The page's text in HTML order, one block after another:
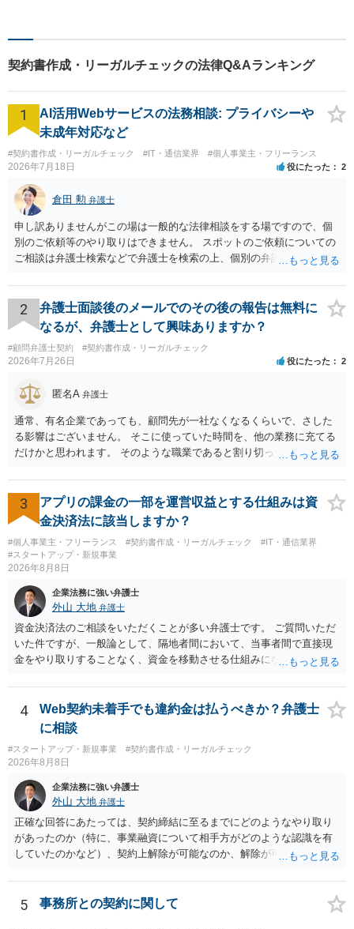
対応可】
契約書作成・リーガルチェックの法律Q&Aランキング
1
AI活用Webサービスの法務相談: プライバシーや
未成年対応など
#契約書作成・リーガルチェック #IT・通信業界 #個人事業主・フリーランス
2026年7月18日 役にたった 2
倉田 勲 弁護士
申し訳ありませんがこの場は一般的な法律相談をする場ですので、個
別のご依頼等のやり取りはできません。 スポットのご依頼についての
ご相談は弁護士検索などで弁護士を検索の上、個別の弁護士にご連絡
2
弁護士面談後のメールでのその後の報告は無料に
なるが、弁護士として興味ありますか？
#顧問弁護士契約 #契約書作成・リーガルチェック
2026年7月26日 役にたった 2
匿名A 弁護士
通常、有名企業であっても、顧問先が一社なくなるくらいで、さした
る影響はございません。 そこに使っていた時間を、他の業務に充てる
だけかと思われます。 そのような職業であると割り切ってご相談され
相談者様のご意見が反映されることを、お祈りしております。
3
アプリの課金の一部を運営収益とする仕組みは資
金決済法に該当しますか？
#個人事業主・フリーランス #契約書作成・リーガルチェック
#IT・通信業界
#スタートアップ・新規事業
2026年8月8日
企業法務に強い弁護士
外山 大地 弁護士
資金決済法のご相談をいただくことが多い弁護士です。 ご質問いただ
いた件ですが、一般論として、隔地者間において、当事者間で直接現
金をやり取りすることなく、資金を移動させる仕組みになりますの
も、為替取引に該当し得る場合であっても、いわゆる収納代行とし
て、資金移動業の規制の対象外となる余地があります。 この点につい
ては、単に「利用者から資金を受け取り、寄付団体に送金する」とい
う資金の流れだけで判断することはできず、アプリの仕組みが利用者
と寄付団体をつなぐプラットフォームとしてどのように位置付けられ
るのか、利用者からの支払がどのような性質のものなのか、寄付の意
思決定や寄付のタイミングがどのように設定されているのかなど、具
体的なサービスの座組を踏まえて検討する必要があります。 そのた
め、現在検討されているアプリについて、資金移動業に該当する可能
性があるか、また、該当する場合にどのようなサービス設計にすれば
資金移動業に該当しない形（収納代行など）で運用できるかについて
は、具体的なサービスの仕組みを確認した上で、個別に弁護士へご相
談いただくことをお勧めいたします。
4
Web契約未着手でも違約金は払うべきか？弁護士
に相談
#スタートアップ・新規事業 #契約書作成・リーガルチェック
2026年8月8日
企業法務に強い弁護士
外山 大地 弁護士
正確な回答にあたっては、契約締結に至るまでにどのようなやり取り
があったのか（特に、事業融資について相手方がどのような認識を有
していたのかなど）、契約上解除が可能なのか、解除が可能であると
的な経緯を踏まえて精査する必要がございます。 そのため、事情をお
伺いした上での検討が必要となりますので、個別に弁護士へのご相談
5 事務所との契約に関して